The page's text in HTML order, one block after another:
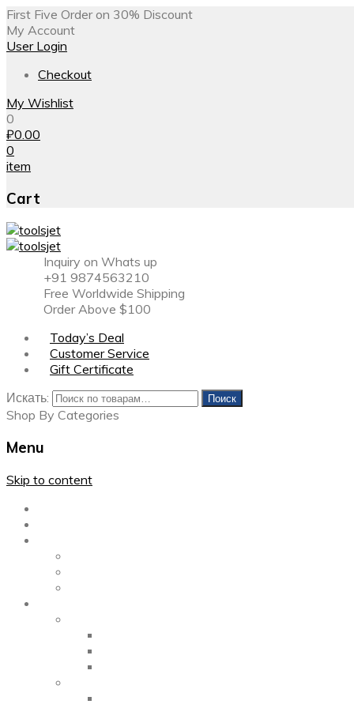
First Five Order on 30% Discount
My Account
User Login
Checkout
My Wishlist
0
₽0.00
0
item
Cart
Inquiry on Whats up
+91 9874563210
Free Worldwide Shipping
Order Above $100
Today’s Deal
Customer Service
Gift Certificate
Искать:
Поиск
Shop By Categories
Menu
Skip to content